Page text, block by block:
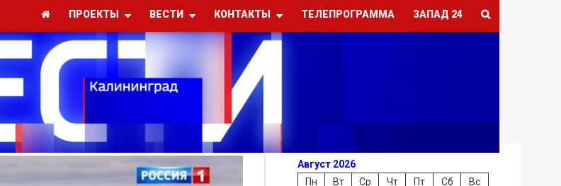
ПРОЕКТЫ ВЕСТИ КОНТАКТЫ ТЕЛЕПРОГРАММА ЗАПАД 24
Август 2026
Пн
Вт Ср Чт Пт Сб Вс